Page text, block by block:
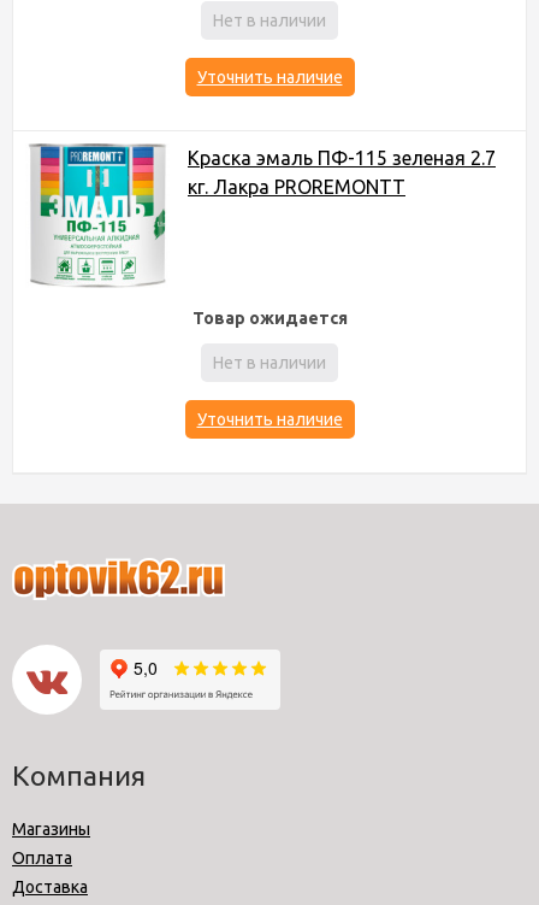
Нет в наличии
Уточнить наличие
Краска эмаль ПФ-115 зеленая 2.7
кг. Лакра PROREMONTT
Товар ожидается
Нет в наличии
Уточнить наличие
Компания
Магазины
Оплата
Доставка